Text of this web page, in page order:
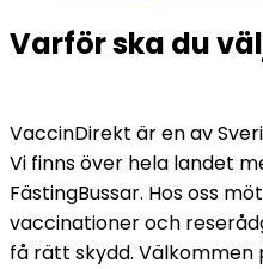
Varför ska du
VaccinDirekt är en av
Vi finns över hela landet
FästingBussar. Hos oss
vaccinationer och
få rätt skydd. Välkommen